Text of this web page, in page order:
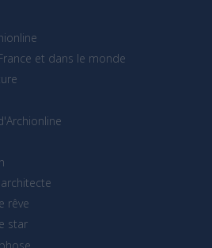
et dans le monde
rêve
star